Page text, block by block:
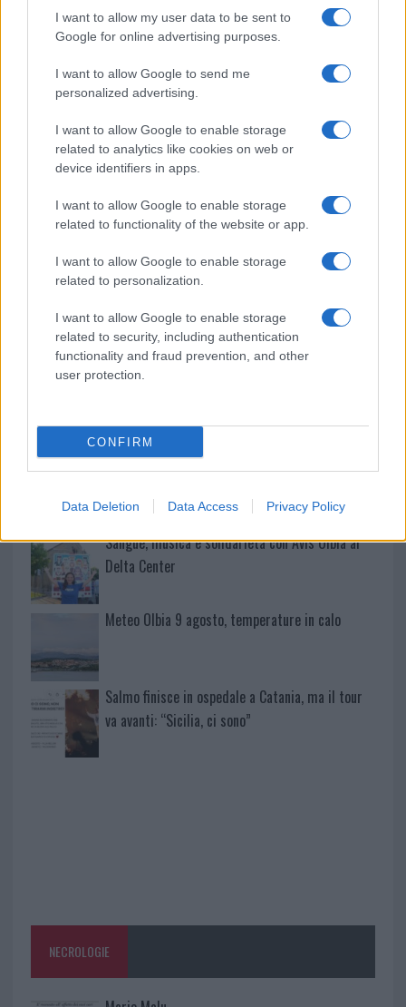
I want to allow my user data to be sent to
Google for online advertising purposes.
I want to allow Google to send me
personalized advertising.
I want to allow Google to enable storage
related to analytics like cookies on web or
device identifiers in apps.
I want to allow Google to enable storage
related to functionality of the website or app.
I want to allow Google to enable storage
related to personalization.
I want to allow Google to enable storage
related to security, including authentication
functionality and fraud prevention, and other
user protection.
CONFIRM
Data Deletion Data Access Privacy Policy
F
a
ce
b
o
o
k
T
w
it
te
r
Pi
n
te
re
st
W
h
at
s
A
p
p
S
h
a
Articolo precedente
Prossimo articolo
Controlli rafforzati in Costa Smeralda, 20
arresti e 135 denunce
Tre milioni di euro dalla Provincia Gallura per
nuove aule nelle scuole di Olbia
Incidente sulla strada provinciale ad Arzachena,
Sangue, musica e solidarietà con Avis Olbia al
Delta Center
Meteo Olbia 9 agosto, temperature in calo
Salmo finisce in ospedale a Catania, ma il tour
va avanti: “Sicilia, ci sono”
NECROLOGIE